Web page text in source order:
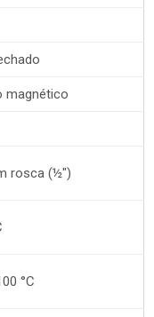
magnético
rosca (½″)
°C